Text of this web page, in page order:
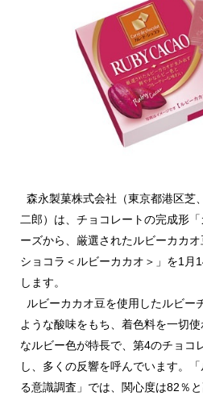
森永製菓株式会社（東京都港区芝
二郎）は、チョコレートの完成形
ーズから、厳選されたルビーカカ
ショコラ＜ルビーカカオ＞」を1月
します。
ルビーカカオ豆を使用したルビー
ような酸味をもち、着色料を一切
なルビー色が特長で、第4のチョコ
し、多くの反響を呼んでいます。
る意識調査」では、関心度は82％